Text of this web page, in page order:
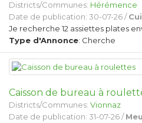
Districts/Communes: Hérémence
Date de publication: 30-07-26 /
Je recherche 12 assiettes plates
Type d'Annonce: Cherche
Caisson de bureau à
Districts/Communes: Vionnaz
Date de publication: 31-07-26 /